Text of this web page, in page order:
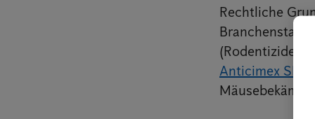
Rechtliche
(Rodentiziden)
Anticimex